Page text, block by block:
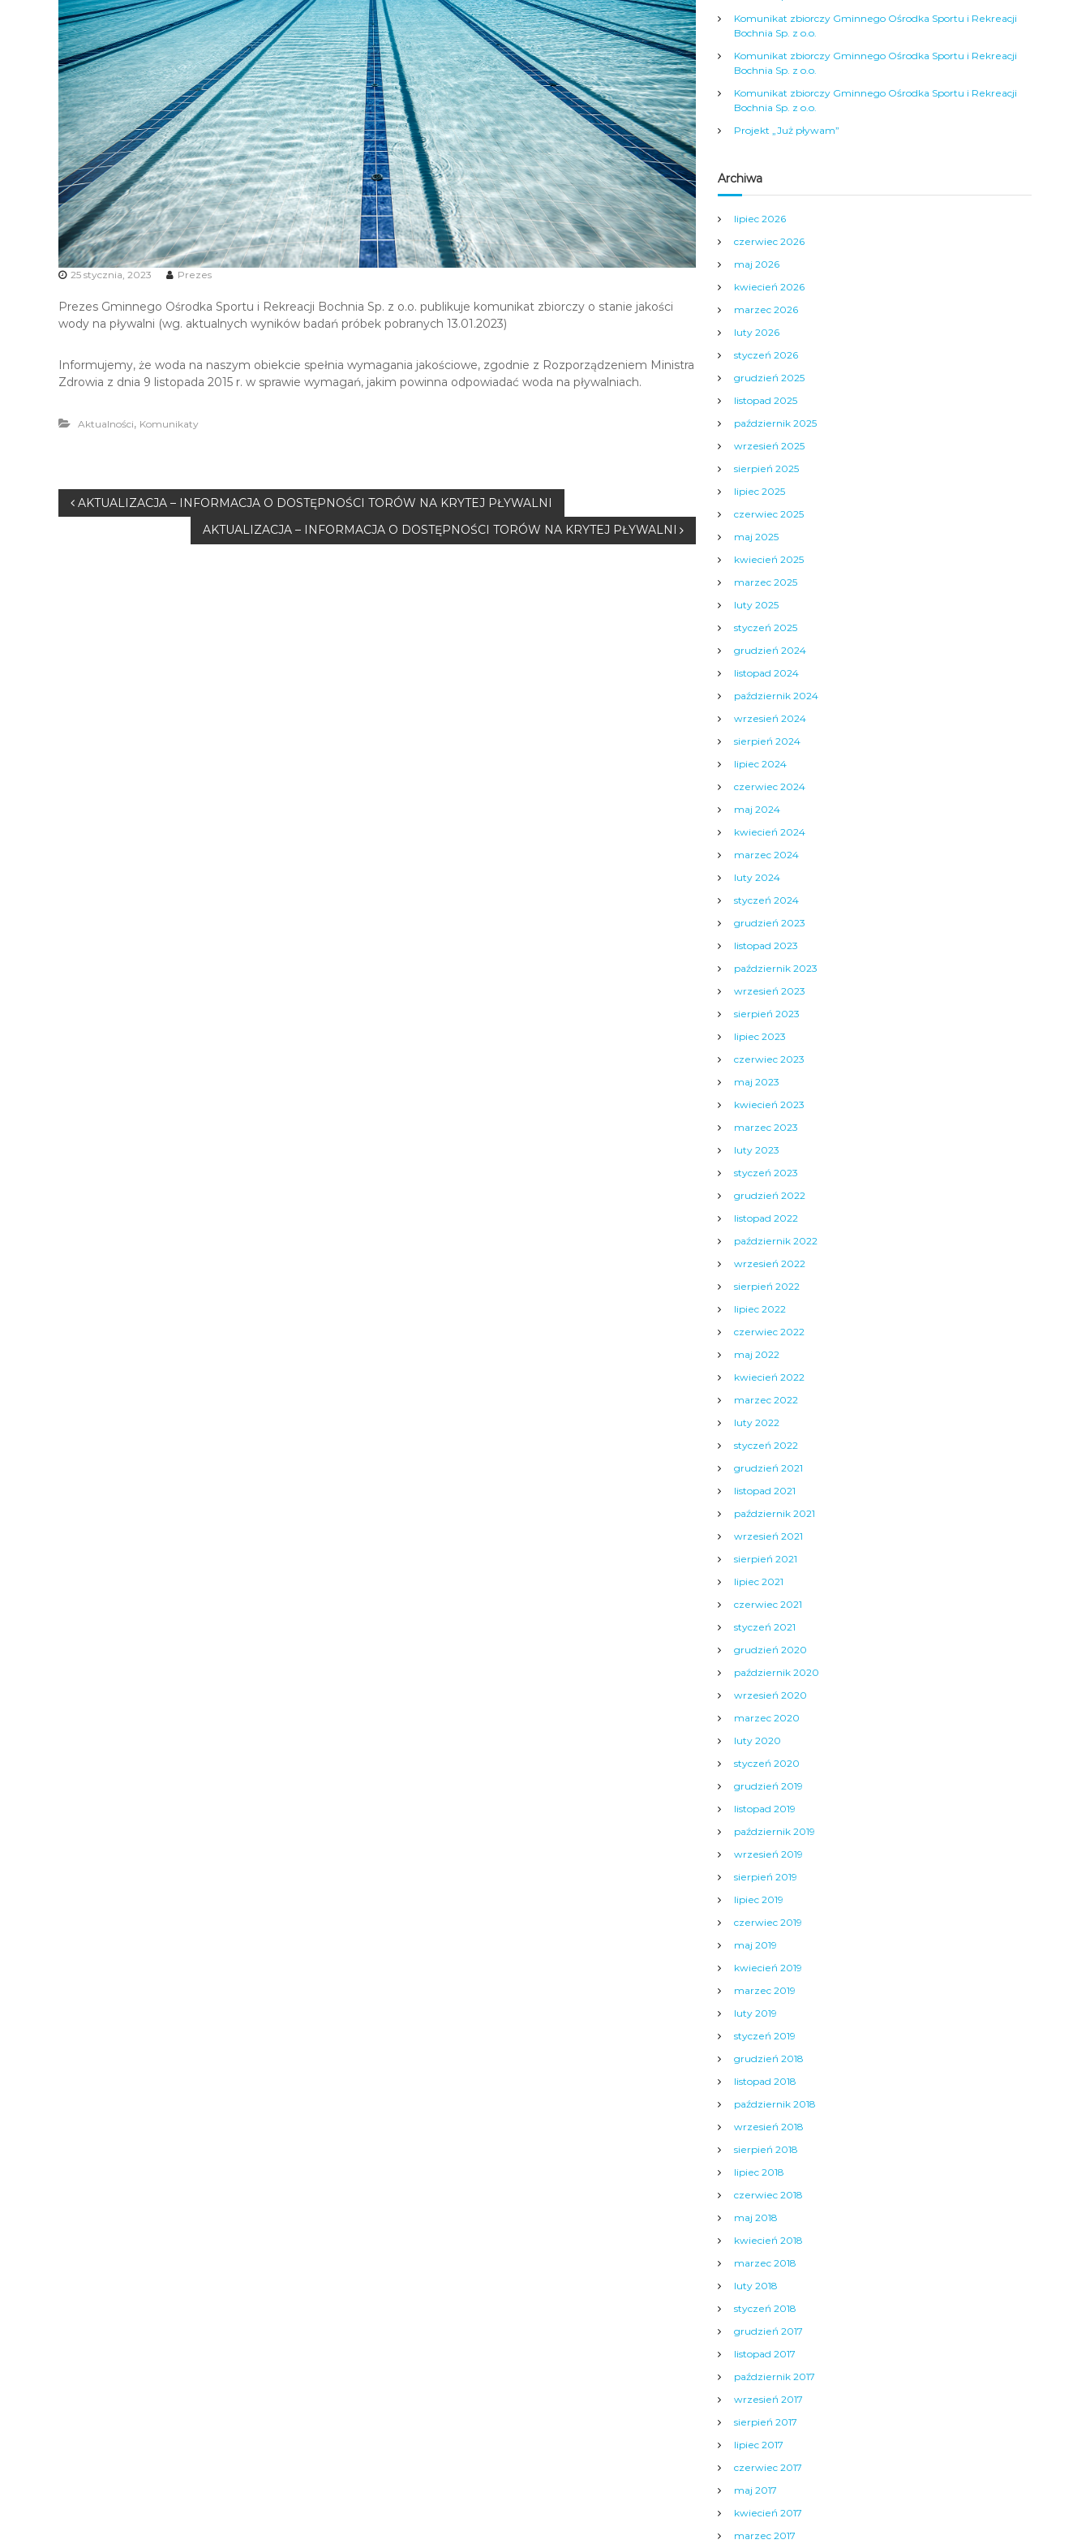
i
R
e
k
r
e
a
c
j
i
25 stycznia, 2023 Prezes
Prezes Gminnego Ośrodka Sportu i Rekreacji Bochnia Sp. z o.o. publikuje komunikat zbiorczy o stanie jakości
wody na pływalni (wg. aktualnych wyników badań próbek pobranych 13.01.2023)
Informujemy, że woda na naszym obiekcie spełnia wymagania jakościowe, zgodnie z Rozporządzeniem Ministra
Zdrowia z dnia 9 listopada 2015 r. w sprawie wymagań, jakim powinna odpowiadać woda na pływalniach.
Aktualności, Komunikaty
N AKTUALIZACJA – INFORMACJA O DOSTĘPNOŚCI TORÓW NA KRYTEJ PŁYWALNI
AKTUALIZACJA – INFORMACJA O DOSTĘPNOŚCI TORÓW NA KRYTEJ PŁYWALNI
Komunikat zbiorczy Gminnego Ośrodka Sportu i Rekreacji
Bochnia Sp. z o.o.
Komunikat zbiorczy Gminnego Ośrodka Sportu i Rekreacji
Bochnia Sp. z o.o.
Komunikat zbiorczy Gminnego Ośrodka Sportu i Rekreacji
Bochnia Sp. z o.o.
Projekt „Już pływam”
Archiwa
lipiec 2026
czerwiec 2026
maj 2026
kwiecień 2026
marzec 2026
luty 2026
styczeń 2026
grudzień 2025
listopad 2025
październik 2025
wrzesień 2025
sierpień 2025
lipiec 2025
czerwiec 2025
maj 2025
kwiecień 2025
marzec 2025
luty 2025
styczeń 2025
grudzień 2024
listopad 2024
październik 2024
wrzesień 2024
sierpień 2024
lipiec 2024
czerwiec 2024
maj 2024
kwiecień 2024
marzec 2024
luty 2024
styczeń 2024
grudzień 2023
listopad 2023
październik 2023
wrzesień 2023
sierpień 2023
lipiec 2023
czerwiec 2023
maj 2023
kwiecień 2023
marzec 2023
luty 2023
styczeń 2023
grudzień 2022
listopad 2022
październik 2022
wrzesień 2022
sierpień 2022
lipiec 2022
czerwiec 2022
maj 2022
kwiecień 2022
marzec 2022
luty 2022
styczeń 2022
grudzień 2021
listopad 2021
październik 2021
wrzesień 2021
sierpień 2021
lipiec 2021
czerwiec 2021
styczeń 2021
grudzień 2020
październik 2020
wrzesień 2020
marzec 2020
luty 2020
styczeń 2020
grudzień 2019
listopad 2019
październik 2019
wrzesień 2019
sierpień 2019
lipiec 2019
czerwiec 2019
maj 2019
kwiecień 2019
marzec 2019
luty 2019
styczeń 2019
grudzień 2018
listopad 2018
październik 2018
wrzesień 2018
sierpień 2018
lipiec 2018
czerwiec 2018
maj 2018
kwiecień 2018
marzec 2018
luty 2018
styczeń 2018
grudzień 2017
listopad 2017
październik 2017
wrzesień 2017
sierpień 2017
lipiec 2017
czerwiec 2017
maj 2017
kwiecień 2017
marzec 2017